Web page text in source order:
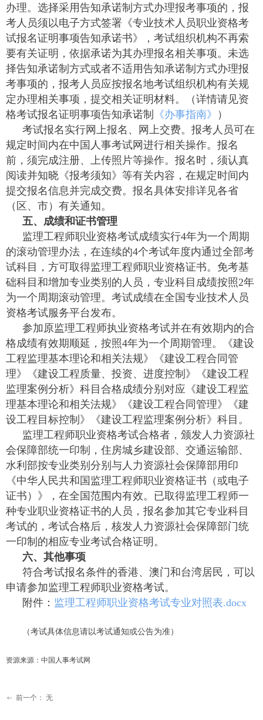
办理。选择采用告知承诺制方式办理报考事项的，报
考人员须以电子方式签署《专业技术人员职业资格考
试报名证明事项告知承诺书》，考试组织机构不再索
要有关证明，依据承诺为其办理报名相关事项。未选
择告知承诺制方式或者不适用告知承诺制方式办理报
考事项的，报考人员应按报名地考试组织机构有关规
定办理相关事项，提交相关证明材料。（详情请见资
格考试报名证明事项告知承诺制
《办事指南》
）
考试报名实行网上报名、网上交费。报考人员可在
规定时间内在中国人事考试网进行相关操作。报名
前，须完成注册、上传照片等操作。报名时，须认真
阅读并知晓《报考须知》等有关内容，在规定时间内
提交报名信息并完成交费。报名具体安排详见各省
（区、市）有关通知。
五、成绩和证书管理
监理工程师职业资格考试成绩实行4年为一个周期
的滚动管理办法，在连续的4个考试年度内通过全部考
试科目，方可取得监理工程师职业资格证书。免考基
础科目和增加专业类别的人员，专业科目成绩按照2年
为一个周期滚动管理。考试成绩在全国专业技术人员
资格考试服务平台发布。
参加原监理工程师执业资格考试并在有效期内的合
格成绩有效期顺延，按照4年为一个周期管理。《建设
工程监理基本理论和相关法规》《建设工程合同管
理》《建设工程质量、投资、进度控制》《建设工程
监理案例分析》科目合格成绩分别对应《建设工程监
理基本理论和相关法规》《建设工程合同管理》《建
设工程目标控制》《建设工程监理案例分析》科目。
监理工程师职业资格考试合格者，颁发人力资源社
会保障部统一印制，住房城乡建设部、交通运输部、
水利部按专业类别分别与人力资源社会保障部用印
《中华人民共和国监理工程师职业资格证书（或电子
证书）》，在全国范围内有效。已取得监理工程师一
种专业职业资格证书的人员，报名参加其它专业科目
考试的，考试合格后，核发人力资源社会保障部门统
一印制的相应专业考试合格证明。
六、其他事项
符合考试报名条件的香港、澳门和台湾居民，可以
申请参加监理工程师职业资格考试。
附件： 监理工程师职业资格考试专业对照表.docx
（考试具体信息请以考试通知或公告为准）
资源来源：中国人事考试网
ꂃ 前一个： 无